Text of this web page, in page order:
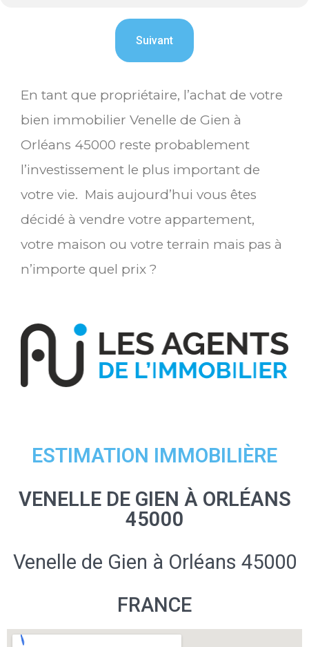
En tant que propriétaire, l’achat de votre
bien immobilier Venelle de Gien à
Orléans 45000 reste probablement
l’investissement le plus important de
votre vie. Mais aujourd’hui vous êtes
décidé à vendre votre appartement,
votre maison ou votre terrain mais pas à
n’importe quel prix ?
ESTIMATION IMMOBILIÈRE
VENELLE DE GIEN À ORLÉANS
45000
Venelle de Gien à Orléans 45000
FRANCE